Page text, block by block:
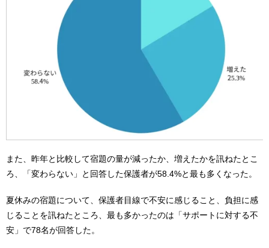
また、昨年と比較して宿題の量が減ったか、増えたかを訊ねたとこ
ろ、「変わらない」と回答した保護者が58.4%と最も多くなった。
夏休みの宿題について、保護者目線で不安に感じること、負担に感
じることを訊ねたところ、最も多かったのは「サポートに対する不
安」で78名が回答した。